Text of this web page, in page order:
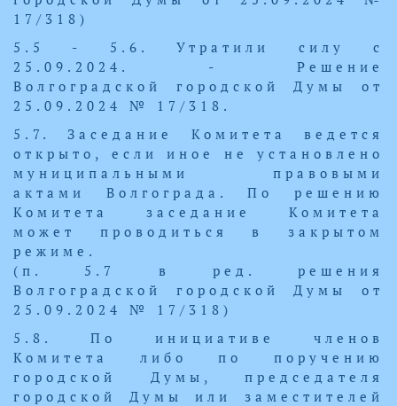
17/318)
5.5 - 5.6. Утратили силу с
25.09.2024. - Решение
Волгоградской городской Думы от
25.09.2024 № 17/318.
5.7. Заседание Комитета ведется
открыто, если иное не установлено
муниципальными правовыми
актами Волгограда. По решению
Комитета заседание Комитета
может проводиться в закрытом
режиме.
(п. 5.7 в ред. решения
Волгоградской городской Думы от
25.09.2024 № 17/318)
5.8. По инициативе членов
Комитета либо по поручению
городской Думы, председателя
городской Думы или заместителей